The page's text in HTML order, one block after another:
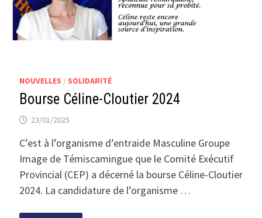
NOUVELLES / SOLIDARITÉ
Bourse Céline-Cloutier 2024
23/01/2025
C’est à l’organisme d’entraide Masculine Groupe
Image de Témiscamingue que le Comité Exécutif
Provincial (CEP) a décerné la bourse Céline-Cloutier
2024. La candidature de l’organisme …